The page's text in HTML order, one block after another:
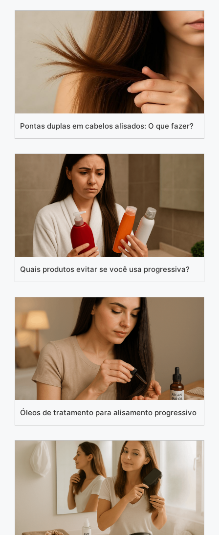
Pontas duplas em cabelos alisados: O que fazer?
Quais produtos evitar se você usa progressiva?
Óleos de tratamento para alisamento progressivo